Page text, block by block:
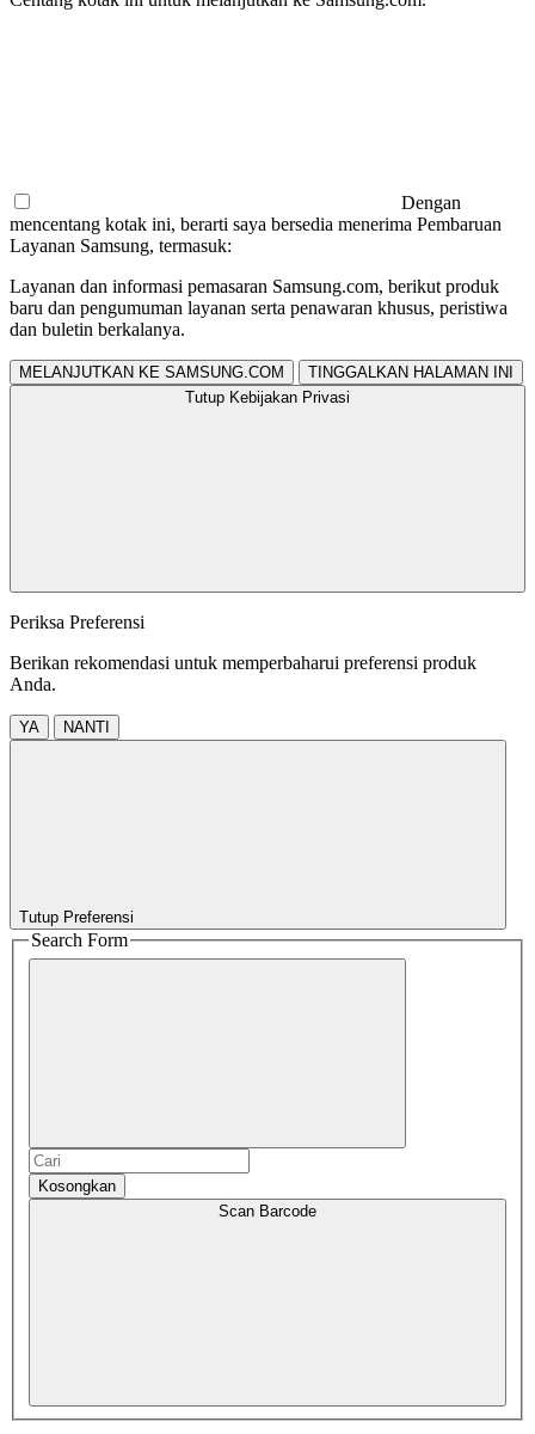
Dengan
mencentang kotak ini, berarti saya bersedia menerima Pembaruan
Layanan Samsung, termasuk:
Layanan dan informasi pemasaran Samsung.com, berikut produk
baru dan pengumuman layanan serta penawaran khusus, peristiwa
dan buletin berkalanya.
MELANJUTKAN KE SAMSUNG.COM
TINGGALKAN HALAMAN INI
Tutup Kebijakan Privasi
Periksa Preferensi
Berikan rekomendasi untuk memperbaharui preferensi produk
Anda.
YA NANTI
Tutup Preferensi
Search Form
Kosongkan
Scan Barcode